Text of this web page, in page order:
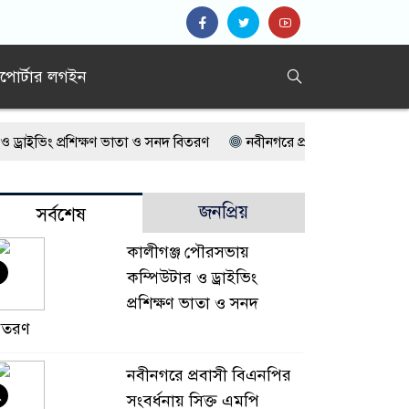
লগইন
প্রশিক্ষণ ভাতা ও সনদ বিতরণ নবীনগরে প্রবাসী বিএনপির
গাজীপুর সড়ক, চরম ভোগান্তি কালীগঞ্জের জামালপুরে দিনব্যাপী
আলোচনা সভা ও দোয়া মাহফিল যে সিদ্ধান্ত দিলেন
ত্যাগের পরও কেন অপ্রাপ্তির বাংলাদেশ?
সর্বশেষ জনপ্রিয়
কালীগঞ্জ পৌরসভায়
কম্পিউটার ও ড্রাইভিং
প্রশিক্ষণ ভাতা ও সনদ
নবীনগরে প্রবাসী বিএনপির
সংবর্ধনায় সিক্ত এমপি